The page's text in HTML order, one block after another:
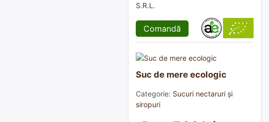
S.R.L.
Comandă
Suc de mere ecologic
Categorie: Sucuri nectaruri și
siropuri